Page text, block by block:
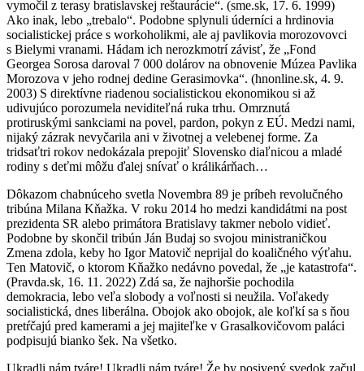
vymočil z terasy bratislavskej reštaurácie“. (sme.sk, 17. 6. 1999)
Ako inak, lebo „trebalo“. Podobne splynuli úderníci a hrdinovia
socialistickej práce s workoholikmi, ale aj pavlikovia morozovovci
s Bielymi vranami. Hádam ich nerozkmotrí závisť, že „Fond
Georgea Sorosa daroval 7 000 dolárov na obnovenie Múzea Pavlika
Morozova v jeho rodnej dedine Gerasimovka“. (hnonline.sk, 4. 9.
2003) S direktívne riadenou socialistickou ekonomikou si až
udivujúco porozumela neviditeľná ruka trhu. Omrznutá
protiruskými sankciami na povel, pardon, pokyn z EÚ. Medzi nami,
nijaký zázrak nevyčarila ani v životnej a velebenej forme. Za
tridsaťtri rokov nedokázala prepojiť Slovensko diaľnicou a mladé
rodiny s deťmi môžu ďalej snívať o králikárňach…
Dôkazom chabnúceho svetla Novembra 89 je príbeh revolučného
tribúna Milana Kňažka. V roku 2014 ho medzi kandidátmi na post
prezidenta SR alebo primátora Bratislavy takmer nebolo vidieť.
Podobne by skončil tribún Ján Budaj so svojou ministraničkou
Zmena zdola, keby ho Igor Matovič neprijal do koaličného výťahu.
Ten Matovič, o ktorom Kňažko nedávno povedal, že „je katastrofa“.
(Pravda.sk, 16. 11. 2022) Zdá sa, že najhoršie pochodila
demokracia, lebo veľa slobody a voľnosti si neužila. Voľakedy
socialistická, dnes liberálna. Obojok ako obojok, ale koľkí sa s ňou
pretŕčajú pred kamerami a jej majiteľke v Grasalkovičovom paláci
podpisujú bianko šek. Na všetko.
Ukradli nám tváre! Ukradli nám tváre! Že by posivený svedok začul